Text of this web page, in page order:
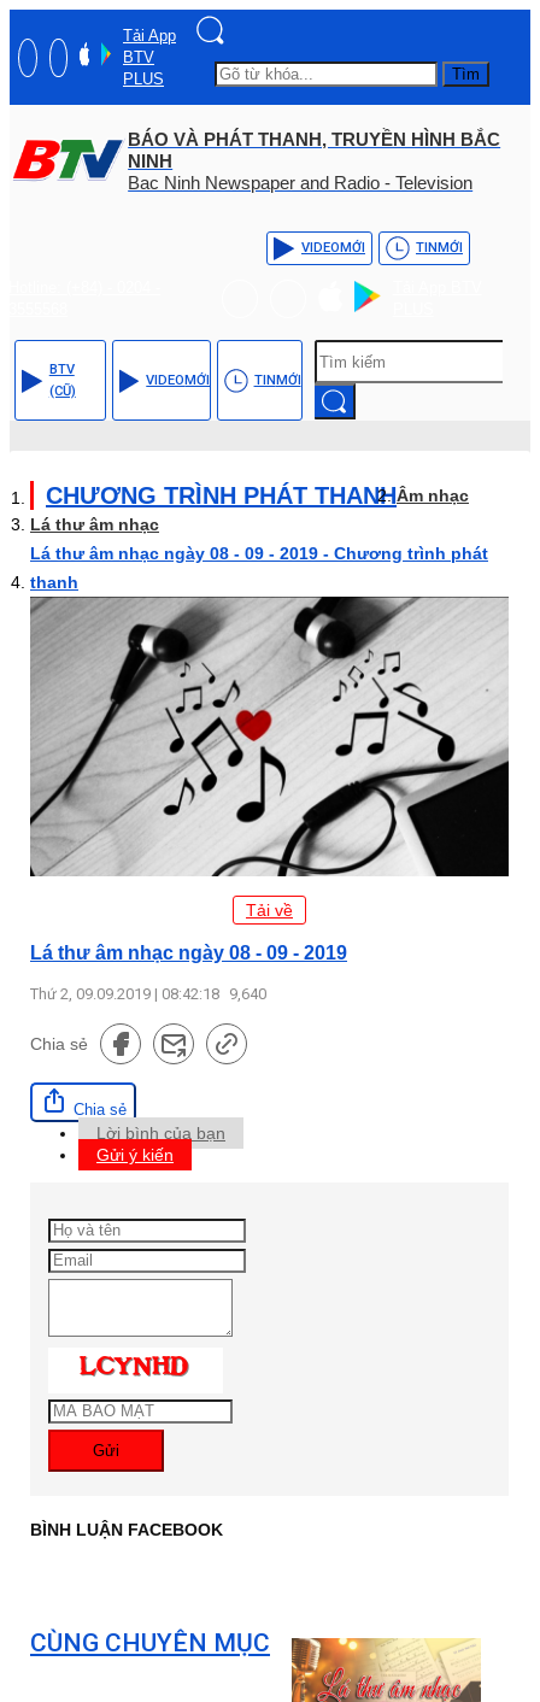
Tải App
BTV
PLUS
Tìm
BÁO VÀ PHÁT THANH, TRUYỀN HÌNH BẮC
NINH
Bac Ninh Newspaper and Radio - Television
VIDEOMỚI TINMỚI
BTV
(CŨ)
VIDEOMỚI TINMỚI
CHƯƠNG TRÌNH PHÁT THANHÂm nhạc
Lá thư âm nhạc
Lá thư âm nhạc ngày 08 - 09 - 2019 - Chương trình phát
thanh
Tải về
Lá thư âm nhạc ngày 08 - 09 - 2019
Thứ 2, 09.09.2019 | 08:42:18 9,640
Chia sẻ
Chia sẻ
Lời bình của bạn
Gửi ý kiến
Gửi
BÌNH LUẬN FACEBOOK
CÙNG CHUYÊN MỤC